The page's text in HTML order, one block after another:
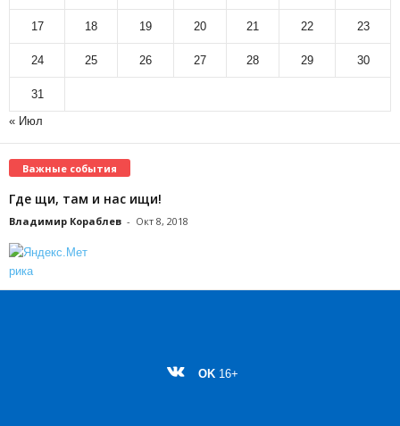
17 18 19 20 21 22 23
24 25 26 27 28 29 30
31
« Июл
Важные события
Где щи, там и нас ищи!
Владимир Кораблев - Окт 8, 2018
OK 16+